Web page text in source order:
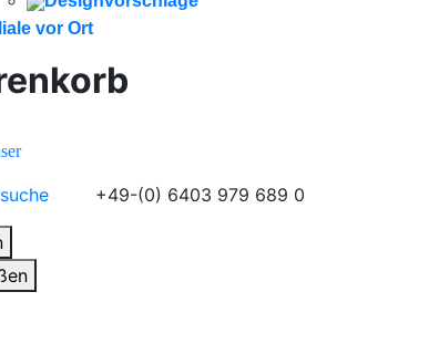
vor Ort
+49-(0) 6403 979 689 0